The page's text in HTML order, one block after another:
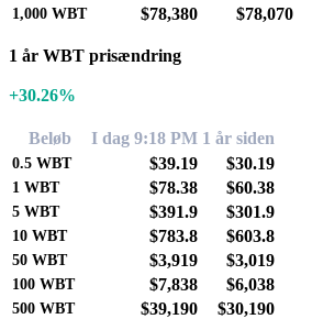
1,000 WBT $78,380 $78,070
1 år WBT prisændring
+30.26%
Beløb I dag 9:18 PM 1 år siden
0.5 WBT $39.19 $30.19
1 WBT $78.38 $60.38
5 WBT $391.9 $301.9
10 WBT $783.8 $603.8
50 WBT $3,919 $3,019
100 WBT $7,838 $6,038
500 WBT $39,190 $30,190